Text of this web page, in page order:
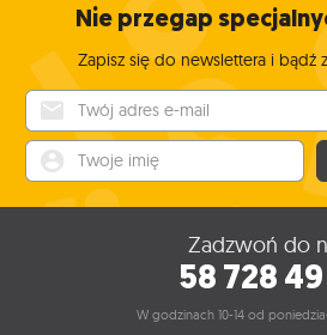
Nie przegap
Zapisz się do newslettera i bądź
Zadzwoń do
58 728 49
W godzinach 10-14 od